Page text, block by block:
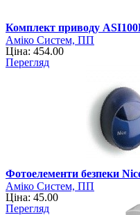
Комплект приводу
Аміко Систем, ПП
Ціна: 454.00
Перегляд
Фотоелементи безпеки
Аміко Систем, ПП
Ціна: 45.00
Перегляд